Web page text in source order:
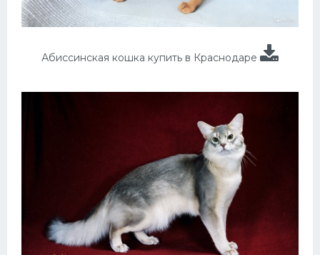
Абиссинская кошка купить в Краснодаре